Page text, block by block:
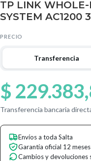
TP LINK
SYSTEM AC1200
PRECIO
Transferencia
$
Transferencia bancaria
Envíos a toda Salta
Garantía oficial 12 meses
Cambios y devoluciones